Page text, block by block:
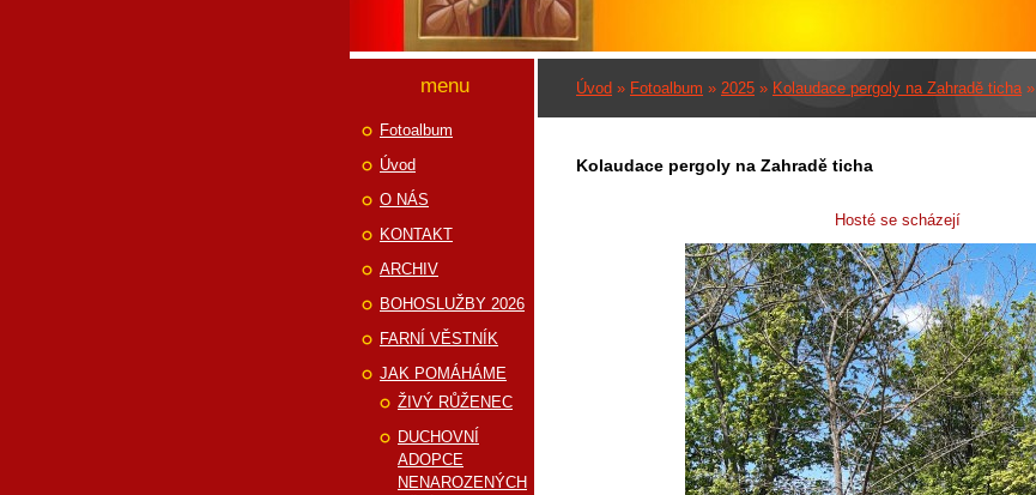
Úvod » Fotoalbum » 2025 » Kolaudace pergoly na Zahradě ticha»
Kolaudace pergoly na Zahradě ticha
Hosté se scházejí
menu
Fotoalbum
Úvod
O NÁS
KONTAKT
ARCHIV
BOHOSLUŽBY 2026
FARNÍ VĚSTNÍK
JAK POMÁHÁME
ŽIVÝ RŮŽENEC
DUCHOVNÍ
ADOPCE
NENAROZENÝCH